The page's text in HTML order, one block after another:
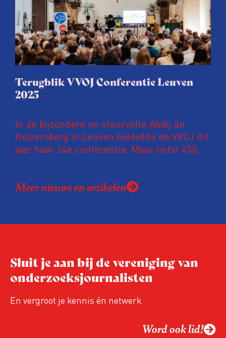
Terugblik VVOJ Conferentie Leuven
2025
In de bijzondere en sfeervolle Abdij de
Keizersberg in Leuven beleefde de VVOJ dit
jaar haar 24e conferentie. Maar liefst 450
expertise te delen en elkaar te ontmoeten.
was voor het eerst op de conferentie!
Meer nieuws en artikelen
Sluit je aan bij de vereniging van
onderzoeksjournalisten
En vergroot je kennis én netwerk
Word ook lid!